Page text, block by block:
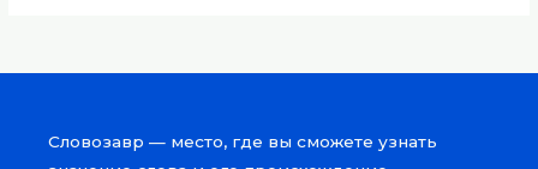
Словозавр — место, где вы сможете узнать